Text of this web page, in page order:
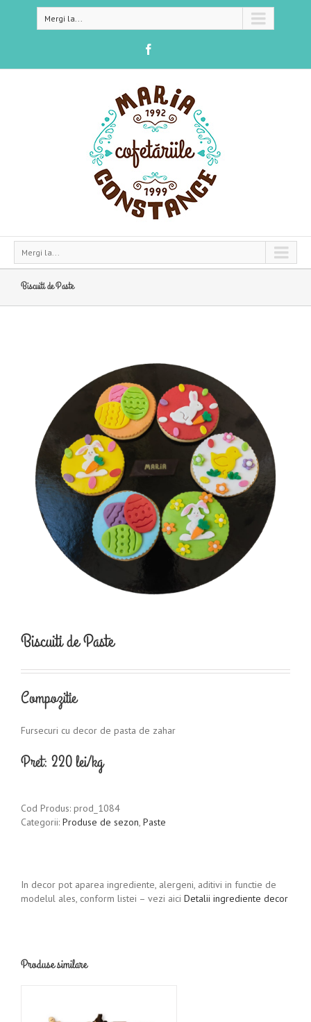
Mergi la...
Mergi la...
Biscuiti de Paste
Biscuiti de Paste
Compozitie
Fursecuri cu decor de pasta de zahar
Pret: 220 lei/kg
Cod Produs: prod_1084
Categorii: Produse de sezon, Paste
In decor pot aparea ingrediente, alergeni, aditivi in functie de
modelul ales, conform listei – vezi aici Detalii ingrediente decor
Produse similare